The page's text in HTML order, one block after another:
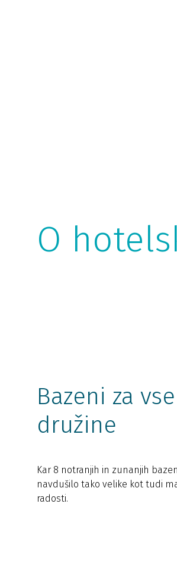
O
Bazeni za
družine
Kar 8 notranjih in zunanjih
navdušilo tako velike kot tudi
radosti.